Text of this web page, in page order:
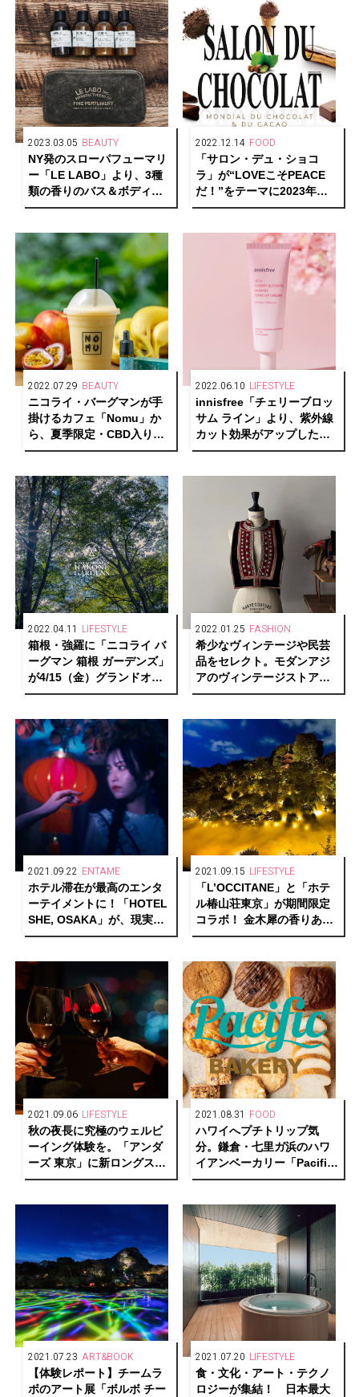
2023.03.05 BEAUTY
NY発のスローパフューマリ
ー「LE LABO」より、3種
類の香りのバス＆ボディト
ラベル セットが発売開始
2022.12.14 FOOD
「サロン・デュ・ショコ
ラ」が“LOVEこそPEACE
だ！”をテーマに2023年も
開催決定！
2022.07.29 BEAUTY
ニコライ・バーグマンが手
掛けるカフェ「Nomu」か
ら、夏季限定・CBD入りス
ムージーが登場
2022.06.10 LIFESTYLE
innisfree「チェリーブロッ
サム ライン」より、紫外線
カット効果がアップした新
作クリームが発売
2022.04.11 LIFESTYLE
箱根・強羅に「ニコライ バ
ーグマン 箱根 ガーデンズ」
が4/15（金）グランドオー
プン。事前ウェブ予約チケ
2022.01.25 FASHION
希少なヴィンテージや民芸
品をセレクト。モダンアジ
アのヴィンテージストア
「tay」がオープン。
2021.09.22 ENTAME
ホテル滞在が最高のエンタ
ーテイメントに！「HOTEL
SHE, OSAKA」が、現実と
物語を行き来する“泊まれる
2021.09.15 LIFESTYLE
「L’OCCITANE」と「ホテ
ル椿山荘東京」が期間限定
コラボ！ 金木犀の香りあふ
れるスペシャルプランで秋
2021.09.06 LIFESTYLE
秋の夜長に究極のウェルビ
ーイング体験を。「アンダ
ーズ 東京」に新ロングステ
イプラン「My Premium
2021.08.31 FOOD
ハワイへプチトリップ気
分。鎌倉・七⾥ガ浜のハワ
イアンベーカリー「Pacific
BAKERY」が、スケールア
プン︕
2021.07.23 ART&BOOK
【体験レポート】チームラ
ボのアート展「ボルボ チー
2021.07.20 LIFESTYLE
食・文化・アート・テクノ
ロジーが集結！ 日本最大